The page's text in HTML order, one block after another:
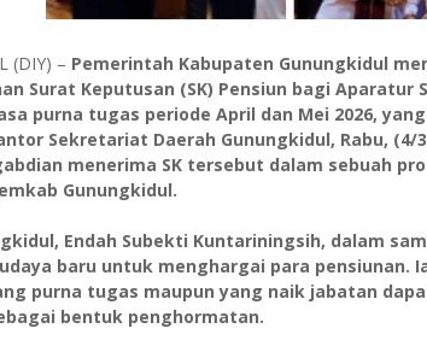
(DIY) – Pemerintah Kabupaten Gunungkidul
Surat Keputusan (SK) Pensiun bagi Aparatur
purna tugas periode April dan Mei 2026,
Sekretariat Daerah Gunungkidul, Rabu, (4/
menerima SK tersebut dalam sebuah
Gunungkidul.
Endah Subekti Kuntariningsih, dalam
baru untuk menghargai para pensiunan.
purna tugas maupun yang naik jabatan
bentuk penghormatan.